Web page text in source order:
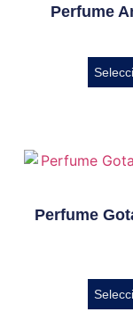
Perfume
Perfume